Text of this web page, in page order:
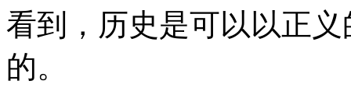
看到，历史是可以以正
的。